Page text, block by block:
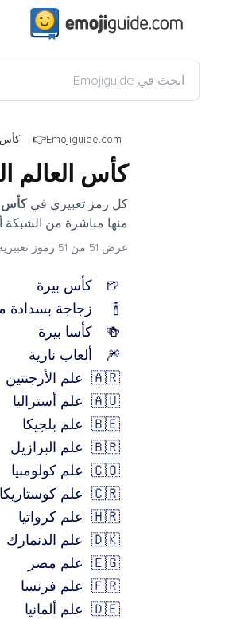
Emojiguide.com كأس
كأس العالم
كل رمز تعبيري فيكأس
منها مباشرة من الشبكة
عرض 51 من 51 رموز تعبيرية.
🍺
كأس بيرة
🍾
زجاجة بسدادة
🍻
كأسا بيرة
🎆
ألعاب نارية
🇦🇷 علم الأرجنتين
🇦🇺 علم أستراليا
🇧🇪 علم بلجيكا
🇧🇷 علم البرازيل
🇨🇴 علم كولومبيا
🇨🇷 علم كوستاريكا
🇭🇷 علم كرواتيا
🇩🇰 علم الدنمارك
🇪🇬 علم مصر
🇫🇷 علم فرنسا
🇩🇪 علم ألمانيا